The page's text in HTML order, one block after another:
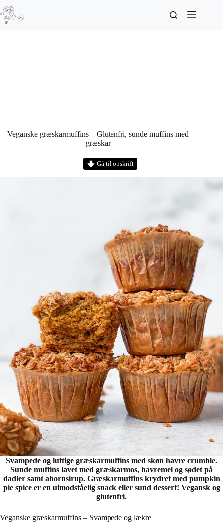
Veganske græskarmuffins – Glutenfri, sunde muffins med
græskar
Gå til opskrift
Svampede og luftige græskarmuffins med skøn havre crumble.
Sunde muffins lavet med græskarmos, havremel og sødet på
dadler samt ahornsirup. Græskarmuffins krydret med pumpkin
pie spice er en uimodståelig snack eller sund dessert! Vegansk og
glutenfri.
Veganske græskarmuffins – Svampede og lækre